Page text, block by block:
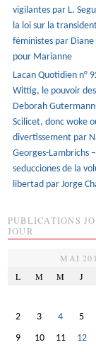
vigilantes par L.
la loi sur la
féministes par Diane
pour Marianne
Lacan Quotidien n°
Wittig, le pouvoir
Deborah
Scilicet, donc woke
divertissement par
Georges-Lambrichs
seducciones de la
libertad par Jorge
PUBLICATIONS
JOUR
MAI
L
M M J
2
3 4 5
9
10 11 12